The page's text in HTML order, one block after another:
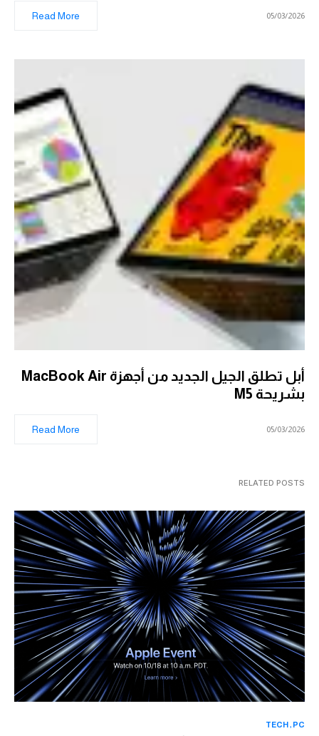
05/03/2026
Read More
أبل تطلق الجيل الجديد من أجهزة MacBook Air
بشريحة M5
05/03/2026
Read More
RELATED POSTS
PC
TECH